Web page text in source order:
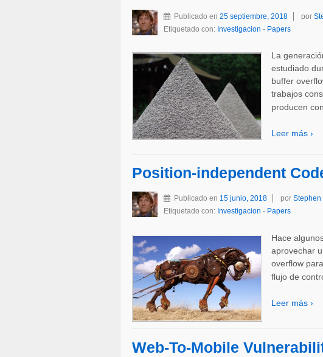
Publicado en 25 septiembre, 2018 por
Etiquetado con: Investigacion - Papers
La
estudiado
buffer
trabajos
producen
Leer más ›
Position-independent
Publicado en 15 junio, 2018 por Stephen
Etiquetado con: Investigacion - Papers
Hace
aprovechar
overflow
flujo de
Leer más ›
Web-To-Mobile